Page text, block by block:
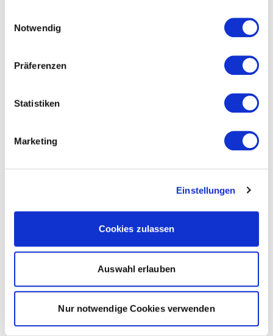
Cookies, wenn Sie unsere Webseite weiterhin nutzen.
Notwendig
Präferenzen
Statistiken
Marketing
Einstellungen
Cookies zulassen
Auswahl erlauben
Nur notwendige Cookies verwenden